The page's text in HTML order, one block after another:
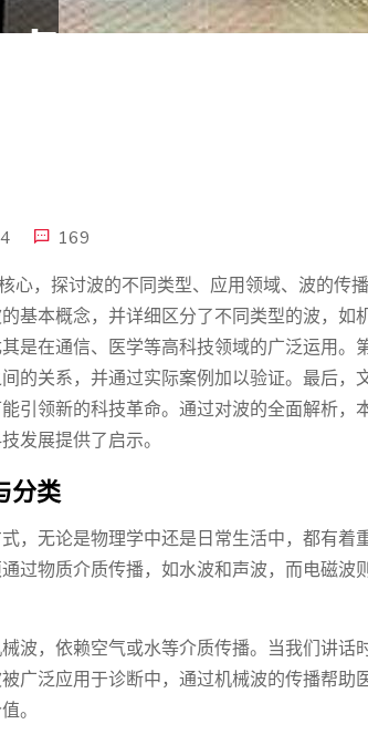
169
心，探讨波的不同类型、应用领域、波的传
基本概念，并详细区分了不同类型的波，如
是在通信、医学等高科技领域的广泛运用。
的关系，并通过实际案例加以验证。最后，
引领新的科技革命。通过对波的全面解析，
发展提供了启示。
分类
，无论是物理学中还是日常生活中，都有着
过物质介质传播，如水波和声波，而电磁波
波，依赖空气或水等介质传播。当我们讲话
广泛应用于诊断中，通过机械波的传播帮助
。